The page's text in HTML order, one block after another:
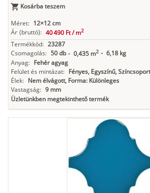
Kosárba teszem
Méret: 12×12 cm
Ár (bruttó): 40 490 Ft /m2
Termékkód: 23287
Csomagolás: 50 db - 0,435 m2 - 6,18 kg
Anyag: Fehér agyag
Felület és mintázat: Fényes, Egyszínű,
Élek: Nem élvágott, Forma: Különleges
Vastagság: 9 mm
Üzletünkben megtekinthető termék